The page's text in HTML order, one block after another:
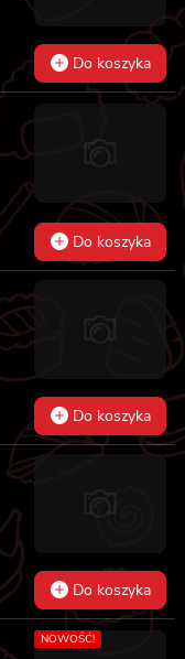
Do koszyka
Do koszyka
Do koszyka
Do koszyka
NOWOŚĆ!